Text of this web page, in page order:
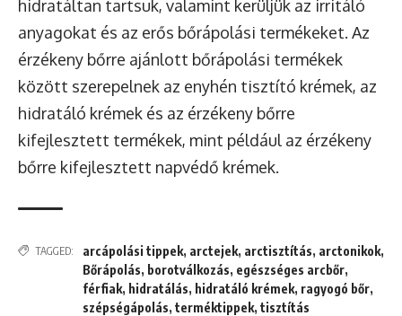
hidratáltan tartsuk, valamint kerüljük az irritáló
anyagokat és az erős bőrápolási termékeket. Az
érzékeny bőrre ajánlott bőrápolási termékek
között szerepelnek az enyhén tisztító krémek, az
hidratáló krémek és az érzékeny bőrre
kifejlesztett termékek, mint például az érzékeny
bőrre kifejlesztett napvédő krémek.
TAGGED: arcápolási tippek, arctejek, arctisztítás, arctonikok,
Bőrápolás, borotválkozás, egészséges arcbőr,
férfiak, hidratálás, hidratáló krémek, ragyogó bőr,
szépségápolás, terméktippek, tisztítás